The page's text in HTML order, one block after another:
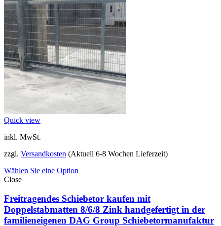
Quick view
inkl. MwSt.
zzgl. Versandkosten (Aktuell 6-8 Wochen Lieferzeit)
Wählen Sie eine Option
Close
Freitragendes Schiebetor kaufen mit
Doppelstabmatten 8/6/8 Zink handgefertigt in der
familieneigenen DAG Group Schiebetormanufaktur